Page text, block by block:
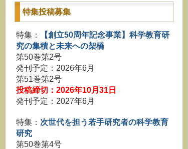
特集投稿募集
特集：
【創立50周年記念事業】科学教育研
究の集積と未来への架橋
第50巻第2号
発刊予定：2026年6月
第51巻第2号
投稿締切：2026年10月31日
発刊予定：2027年6月
特集： 次世代を担う若手研究者の科学教育
研究
第50巻第4号